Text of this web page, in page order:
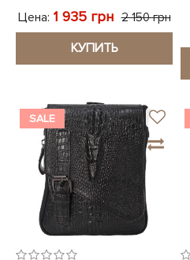
Цена: 1 935 грн 2 150 грн
КУПИТЬ
SALE